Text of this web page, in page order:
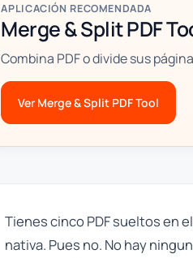
APLICACIÓN RECOMENDADA
Merge & Split PDF
Combina PDF o divide sus
Ver Merge & Split PDF Tool
Tienes cinco PDF sueltos en
nativa. Pues no. No hay